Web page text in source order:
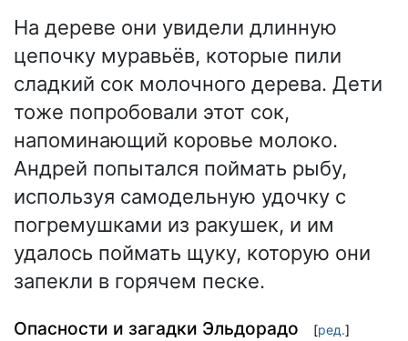
На дереве они увидели длинную
цепочку муравьёв, которые пили
сладкий сок молочного дерева. Дети
тоже попробовали этот сок,
напоминающий коровье молоко.
Андрей попытался поймать рыбу,
используя самодельную удочку с
погремушками из ракушек, и им
удалось поймать щуку, которую они
запекли в горячем песке.
Опасности и загадки Эльдорадо [ред.]